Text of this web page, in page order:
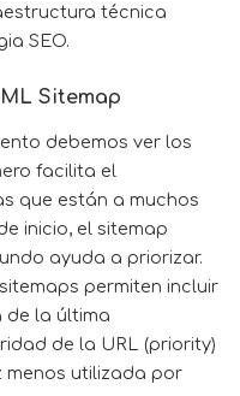
técnica
SEO.
Sitemap
debemos ver los
facilita el
que están a muchos
inicio, el sitemap
ayuda a priorizar.
permiten incluir
de la última
de la URL (priority)
menos utilizada por